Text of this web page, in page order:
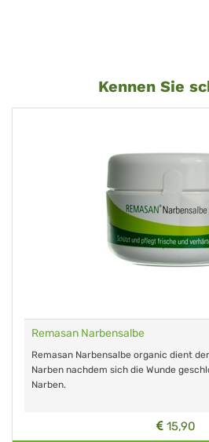
Kennen Sie
Remasan Narbensalbe
Remasan Narbensalbe organic dient
Narben nachdem sich die Wunde
Narben.
15,90